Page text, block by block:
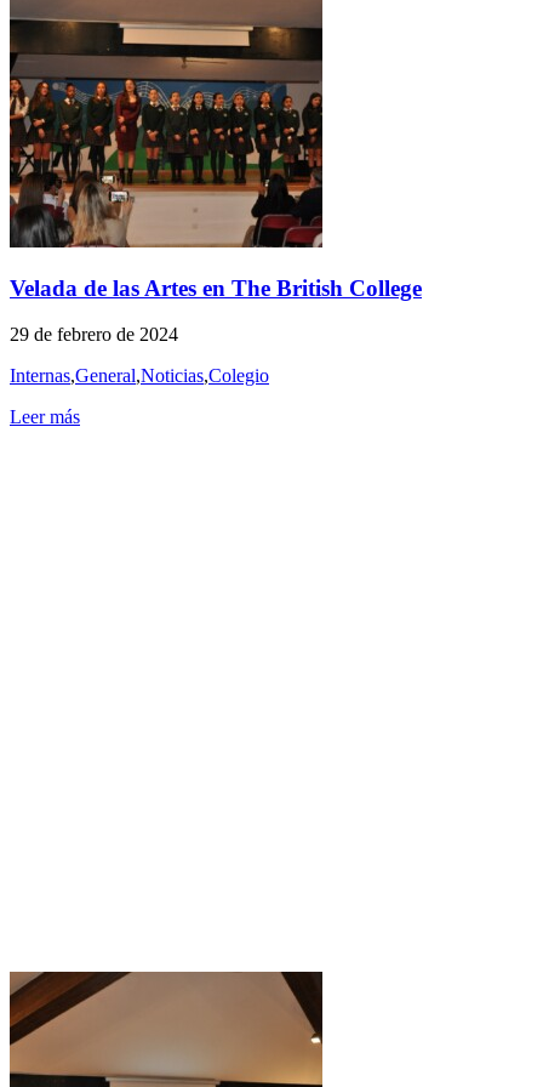
Velada de las Artes en The British College
29 de febrero de 2024
Internas,General,Noticias,Colegio
Leer más